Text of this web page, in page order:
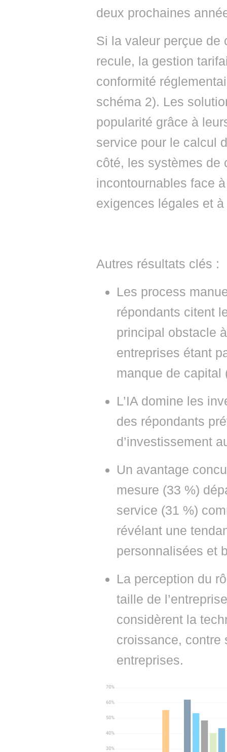
deux prochaines
Si la valeur perçue de
recule, la gestion
conformité
schéma 2). Les
popularité grâce à
service pour le calcul
côté, les systèmes de
incontournables face
exigences légales et
Autres résultats clés :
Les process
répondants citent
principal obstacle
entreprises étant
manque de capital
L’IA domine les
des répondants
d’investissement
Un avantage
mesure (33 %)
service (31 %)
révélant une
personnalisées et
La perception du
taille de
considèrent la
croissance, contre
entreprises.